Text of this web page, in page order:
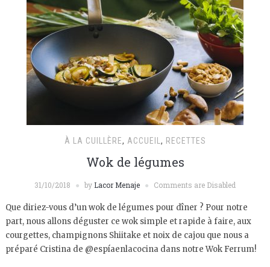
À LA CUILLÈRE, ACCUEIL , RECETTES
Wok de légumes
31/10/2018 by Lacor Menaje Comments are Disabled
Que diriez-vous d’un wok de légumes pour dîner ? Pour notre
part, nous allons déguster ce wok simple et rapide à faire, aux
courgettes, champignons Shiitake et noix de cajou que nous a
préparé Cristina de @espíaenlacocina dans notre Wok Ferrum!